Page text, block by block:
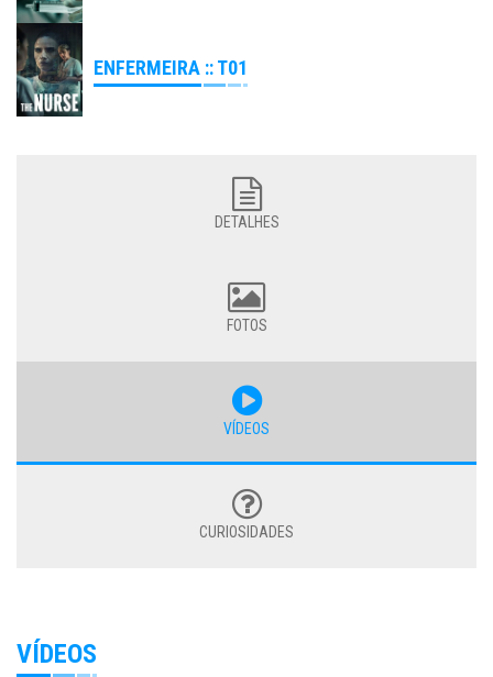
ENFERMEIRA :: T01
DETALHES
FOTOS
VÍDEOS
CURIOSIDADES
VÍDEOS